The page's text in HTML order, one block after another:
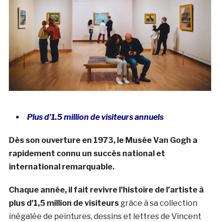
Plus d’1.5 million de visiteurs annuels
Dès son ouverture en 1973, le Musée Van Gogh a
rapidement connu un succès national et
international remarquable.
Chaque année, il fait revivre l’histoire de l’artiste à
plus d’1,5 million de visiteursgrâce à sa collection
inégalée de peintures, dessins et lettres de Vincent